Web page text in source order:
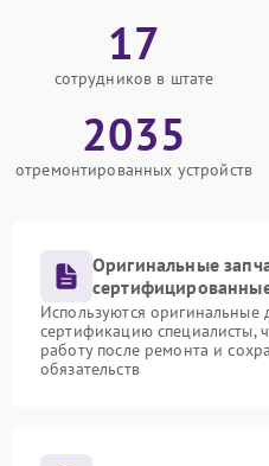
17
сотрудников в штате
2035
отремонтированных устройств
Оригинальные
Используются
сертификацию специалисты,
работу после ремонта и
обязательств